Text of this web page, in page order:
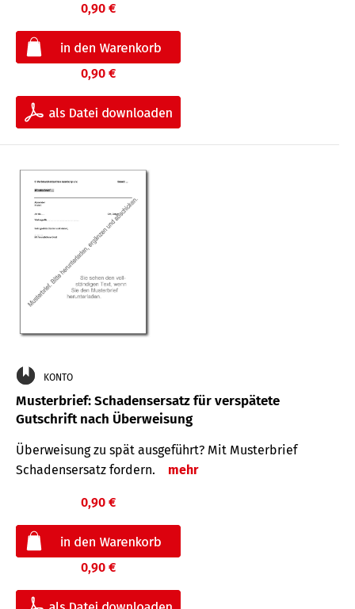
0,90 €
0,90 €
KONTO
Musterbrief: Schadensersatz für verspätete
Gutschrift nach Überweisung
Überweisung zu spät ausgeführt? Mit Musterbrief
Schadensersatz fordern.
mehr
0,90 €
0,90 €